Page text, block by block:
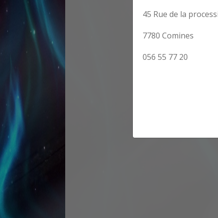
45 Rue de la
7780 Comines
056 55 77 20